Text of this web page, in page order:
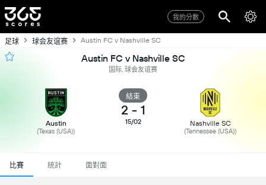
我的分數
足球 球会友谊赛 Austin FC v Nashville SC
Austin FC v Nashville SC
国际, 球会友谊赛
Austin
(Texas (USA))
結束
2 - 1
15/02 Nashville SC
(Tennessee (USA))
比賽 統計 面對面